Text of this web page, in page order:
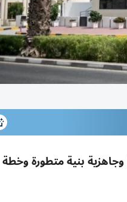
اعتماد الفجيرة لاستضافة بطولة العالم للشطرنج للشباب تحت 20 سنة 2027 بدعم FIDE وجاهزية بنية متطورة وخطة